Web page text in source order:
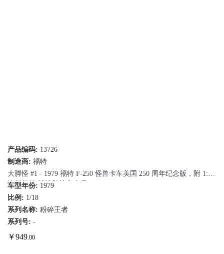
产品编码: 13726
制造商: 福特
大脚怪 #1 - 1979 福特 F-250 怪兽卡车美国 250 周年纪念版，附 1:18
比例鲍勃·钱德勒站立人偶
车型年份: 1979
比例: 1/18
系列名称: 粉碎王者
系列号: -
￥949.00